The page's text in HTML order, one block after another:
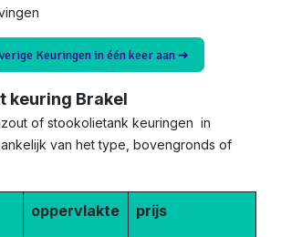
Keuringen in één keer aan ➜
keuring Brakel
of stookolietank keuringen in
van het type, bovengronds of
oppervlakte prijs